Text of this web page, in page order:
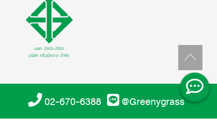
02-670-6388 @Greenygrass